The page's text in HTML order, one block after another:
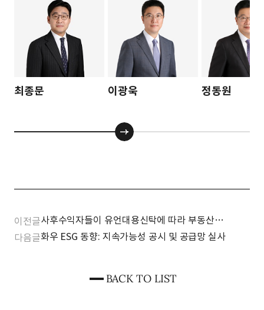
최종문 이광욱 정동원
이전글사후수익자들이 유언대용신탁에 따라 부동산
매각대금에 대한 수 익권을 취득하였다면, 취득세
BACK TO LIST
다음글화우 ESG 동향: 지속가능성 공시 및 공급망 실사